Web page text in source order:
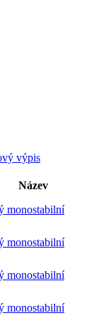
výpis
Název
monostabilní
monostabilní
monostabilní
monostabilní